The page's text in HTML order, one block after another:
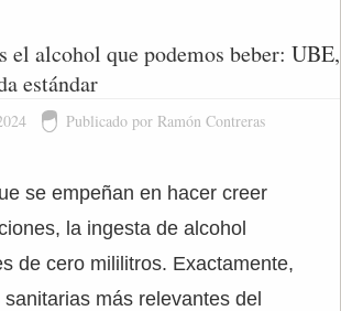
el alcohol que podemos beber: UBE,
estándar
Publicado por Ramón Contreras
se empeñan en hacer creer
la ingesta de alcohol
de cero mililitros. Exactamente,
sanitarias más relevantes del